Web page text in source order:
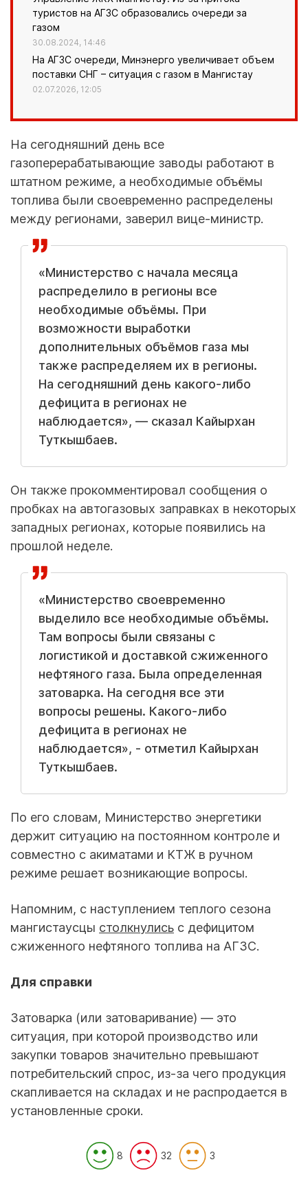
туристов на АГЗС образовались очереди за
газом
30.08.2024, 14:46
На АГЗС очереди, Минэнерго увеличивает объем
поставки СНГ – ситуация с газом в Мангистау
02.07.2026, 12:05
На сегодняшний день все
газоперерабатывающие заводы работают в
штатном режиме, а необходимые объёмы
топлива были своевременно распределены
между регионами, заверил вице-министр.
«Министерство с начала месяца
распределило в регионы все
необходимые объёмы. При
возможности выработки
дополнительных объёмов газа мы
также распределяем их в регионы.
На сегодняшний день какого-либо
дефицита в регионах не
наблюдается», — сказал Кайырхан
Туткышбаев.
Он также прокомментировал сообщения о
пробках на автогазовых заправках в некоторых
западных регионах, которые появились на
прошлой неделе.
«Министерство своевременно
выделило все необходимые объёмы.
Там вопросы были связаны с
логистикой и доставкой сжиженного
нефтяного газа. Была определенная
затоварка. На сегодня все эти
вопросы решены. Какого-либо
дефицита в регионах не
наблюдается», - отметил Кайырхан
Туткышбаев.
По его словам, Министерство энергетики
держит ситуацию на постоянном контроле и
совместно с акиматами и КТЖ в ручном
режиме решает возникающие вопросы.
Напомним, с наступлением теплого сезона
мангистаусцы столкнулись с дефицитом
сжиженного нефтяного топлива на АГЗС.
Для справки
Затоварка (или затоваривание) — это
ситуация, при которой производство или
закупки товаров значительно превышают
потребительский спрос, из-за чего продукция
скапливается на складах и не распродается в
установленные сроки.
8 32 3